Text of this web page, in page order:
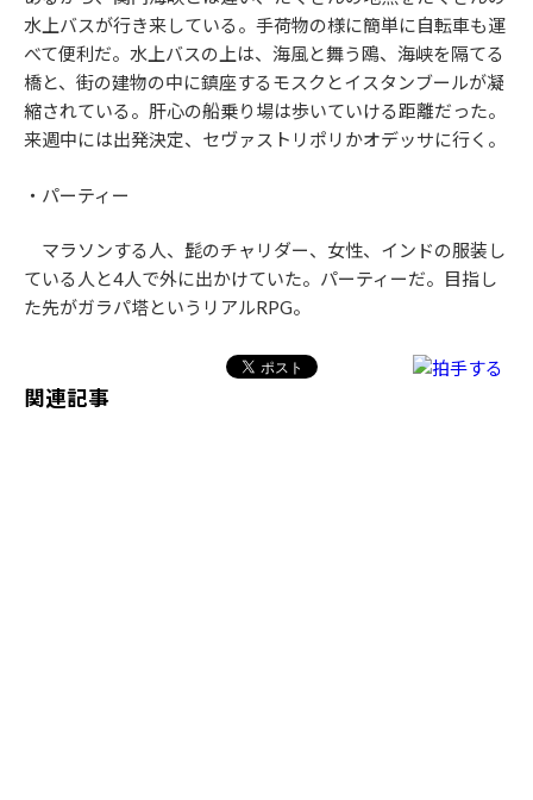
水上バスが行き来している。手荷物の様に簡単に自転車も運
べて便利だ。水上バスの上は、海風と舞う鴎、海峡を隔てる
橋と、街の建物の中に鎮座するモスクとイスタンブールが凝
縮されている。肝心の船乗り場は歩いていける距離だった。
来週中には出発決定、セヴァストリポリかオデッサに行く。
・パーティー
マラソンする人、髭のチャリダー、女性、インドの服装し
ている人と4人で外に出かけていた。パーティーだ。目指し
た先がガラパ塔というリアルRPG。
関連記事